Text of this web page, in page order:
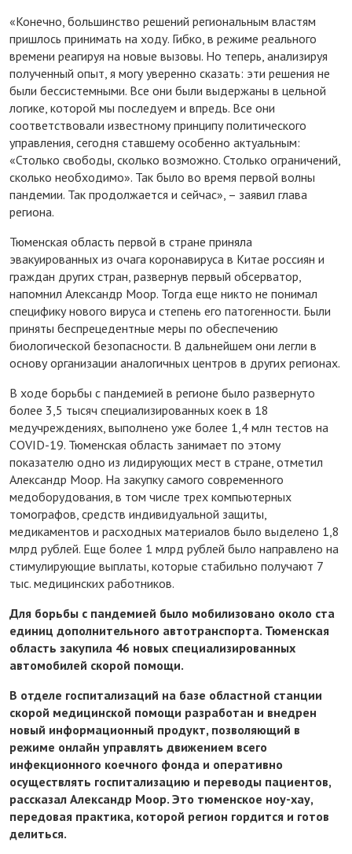
«Конечно, большинство решений региональным властям
пришлось принимать на ходу. Гибко, в режиме реального
времени реагируя на новые вызовы. Но теперь, анализируя
полученный опыт, я могу уверенно сказать: эти решения не
были бессистемными. Все они были выдержаны в цельной
логике, которой мы последуем и впредь. Все они
соответствовали известному принципу политического
управления, сегодня ставшему особенно актуальным:
«Столько свободы, сколько возможно. Столько ограничений,
сколько необходимо». Так было во время первой волны
пандемии. Так продолжается и сейчас», – заявил глава
региона.
Тюменская область первой в стране приняла
эвакуированных из очага коронавируса в Китае россиян и
граждан других стран, развернув первый обсерватор,
напомнил Александр Моор. Тогда еще никто не понимал
специфику нового вируса и степень его патогенности. Были
приняты беспрецедентные меры по обеспечению
биологической безопасности. В дальнейшем они легли в
основу организации аналогичных центров в других регионах.
В ходе борьбы с пандемией в регионе было развернуто
более 3,5 тысяч специализированных коек в 18
медучреждениях, выполнено уже более 1,4 млн тестов на
COVID-19. Тюменская область занимает по этому
показателю одно из лидирующих мест в стране, отметил
Александр Моор. На закупку самого современного
медоборудования, в том числе трех компьютерных
томографов, средств индивидуальной защиты,
медикаментов и расходных материалов было выделено 1,8
млрд рублей. Еще более 1 млрд рублей было направлено на
стимулирующие выплаты, которые стабильно получают 7
тыс. медицинских работников.
Для борьбы с пандемией было мобилизовано около ста
единиц дополнительного автотранспорта. Тюменская
область закупила 46 новых специализированных
автомобилей скорой помощи.
В отделе госпитализаций на базе областной станции
скорой медицинской помощи разработан и внедрен
новый информационный продукт, позволяющий в
режиме онлайн управлять движением всего
инфекционного коечного фонда и оперативно
осуществлять госпитализацию и переводы пациентов,
рассказал Александр Моор. Это тюменское ноу-хау,
передовая практика, которой регион гордится и готов
делиться.